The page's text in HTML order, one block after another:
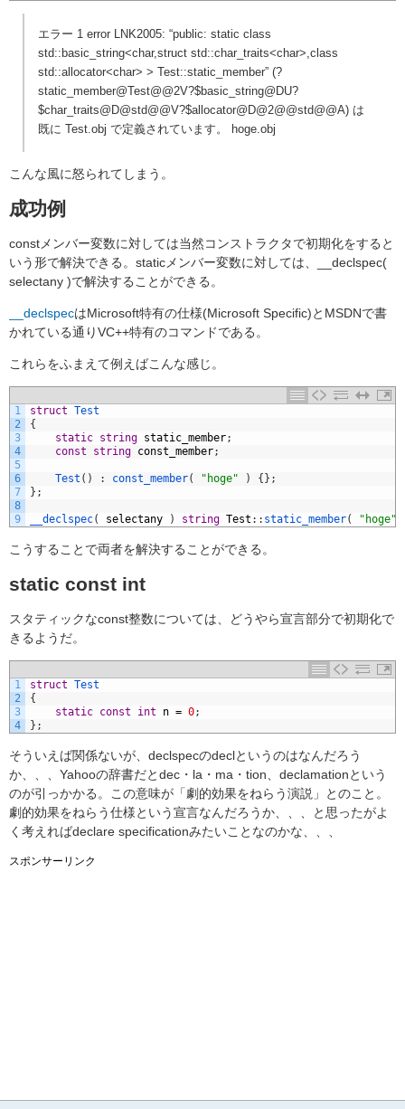
エラー 1 error LNK2005: “public: static class
std::basic_string<char,struct std::char_traits<char>,class
std::allocator<char> > Test::static_member” (?
static_member@Test@@2V?$basic_string@DU?
$char_traits@D@std@@V?$allocator@D@2@@std@@A) は
既に Test.obj で定義されています。 hoge.obj
こんな風に怒られてしまう。
成功例
constメンバー変数に対しては当然コンストラクタで初期化をすると
いう形で解決できる。staticメンバー変数に対しては、__declspec(
selectany )で解決することができる。
__declspecはMicrosoft特有の仕様(Microsoft Specific)とMSDNで書
かれている通りVC++特有のコマンドである。
これらをふまえて例えばこんな感じ。
1
2
3
4
5
6
7
8
9
struct Test
{
static string static_member;
const
string const_member;
Test ( ) : const_member( "hoge" ) {} ;
} ;
__declspec( selectany ) string Test : : static_member( "hoge"
こうすることで両者を解決することができる。
static const int
スタティックなconst整数については、どうやら宣言部分で初期化で
きるようだ。
1
2
3
4
struct Test
{
static const int n = 0;
} ;
そういえば関係ないが、declspecのdeclというのはなんだろう
か、、、Yahooの辞書だとdec・la・ma・tion、declamationという
のが引っかかる。この意味が「劇的効果をねらう演説」とのこと。
劇的効果をねらう仕様という宣言なんだろうか、、、と思ったがよ
く考えればdeclare specificationみたいことなのかな、、、
スポンサーリンク